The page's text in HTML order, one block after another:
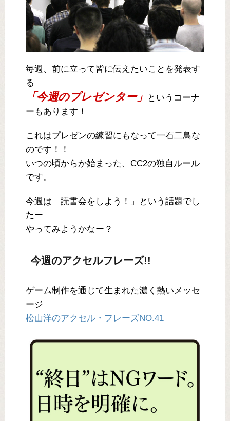
毎週、前に立って皆に伝えたいことを発表す
る
「今週のプレゼンター」
というコーナ
ーもあります！
これはプレゼンの練習にもなって一石二鳥な
のです！！
いつの頃からか始まった、CC2の独自ルール
です。
今週は「読書会をしよう！」という話題でし
たー
やってみようかなー？
今週のアクセルフレーズ!!
ゲーム制作を通じて生まれた濃く熱いメッセ
ージ
松山洋のアクセル・フレーズNO.41